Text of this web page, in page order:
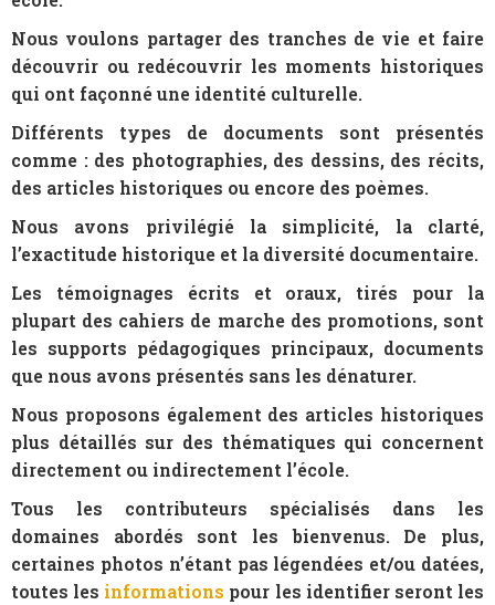
Nous voulons partager des tranches de vie et faire
découvrir ou redécouvrir les moments historiques
qui ont façonné une identité culturelle.
Différents types de documents sont présentés
comme : des photographies, des dessins, des récits,
des articles historiques ou encore des poèmes.
Nous avons privilégié la simplicité, la clarté,
l’exactitude historique et la diversité documentaire.
Les témoignages écrits et oraux, tirés pour la
plupart des cahiers de marche des promotions, sont
les supports pédagogiques principaux, documents
que nous avons présentés sans les dénaturer.
Nous proposons également des articles historiques
plus détaillés sur des thématiques qui concernent
directement ou indirectement l’école.
Tous les contributeurs spécialisés dans les
domaines abordés sont les bienvenus. De plus,
certaines photos n’étant pas légendées et/ou datées,
toutes lesinformations pour les identifier seront les